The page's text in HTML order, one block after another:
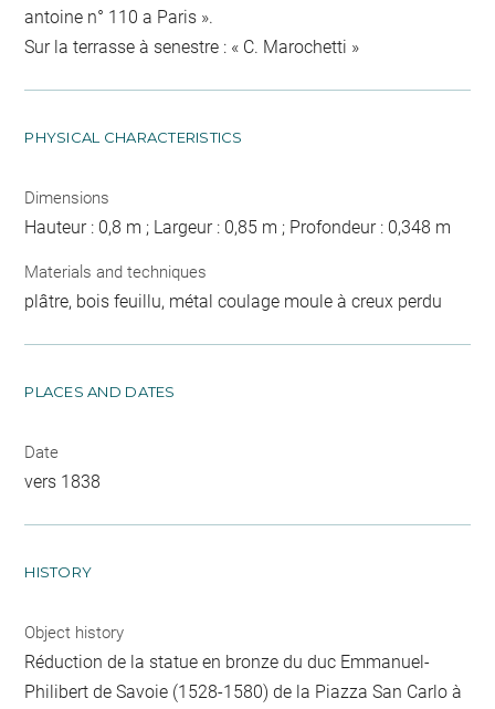
antoine n° 110 a Paris ».
Sur la terrasse à senestre : « C. Marochetti »
PHYSICAL CHARACTERISTICS
Dimensions
Hauteur : 0,8 m ; Largeur : 0,85 m ; Profondeur : 0,348 m
Materials and techniques
plâtre, bois feuillu, métal coulage moule à creux perdu
PLACES AND DATES
Date
vers 1838
HISTORY
Object history
Réduction de la statue en bronze du duc Emmanuel-
Philibert de Savoie (1528-1580) de la Piazza San Carlo à